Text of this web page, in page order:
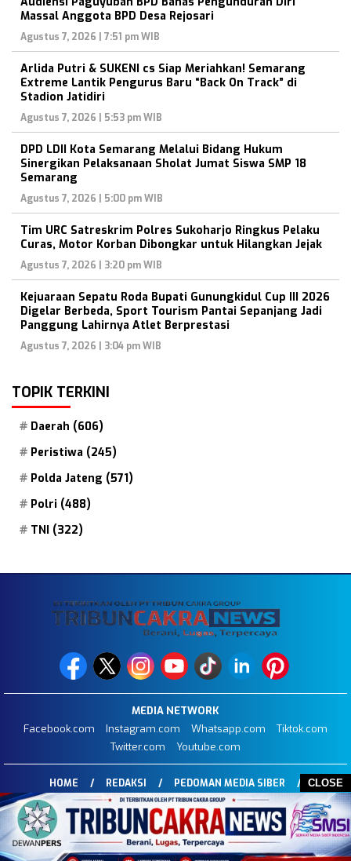
CLOSE
Massal Anggota BPD Desa Rejosari
Agustus 7, 2026 | 7:51 pm WIB
Arlida Putri & SUKENI cs Siap Meriahkan! Semarang
Extreme Lantik Pengurus Baru “Back On Track” di
Stadion Jatidiri
Agustus 7, 2026 | 5:53 pm WIB
DPD LDII Kota Semarang Melalui Bidang Hukum
Sinergikan Pelaksanaan Sholat Jumat Siswa SMP 18
Semarang
Agustus 7, 2026 | 5:00 pm WIB
Tim URC Satreskrim Polres Sukoharjo Ringkus Pelaku
Curas, Motor Korban Dibongkar untuk Hilangkan Jejak
Agustus 7, 2026 | 3:20 pm WIB
Kejuaraan Sepatu Roda Bupati Gunungkidul Cup III 2026
Digelar Berbeda, Sport Tourism Pantai Sepanjang Jadi
Panggung Lahirnya Atlet Berprestasi
Agustus 7, 2026 | 3:04 pm WIB
TOPIK TERKINI
Daerah (606)
Peristiwa (245)
Polda Jateng (571)
Polri (488)
TNI (322)
MEDIA NETWORK
Facebook.com
Instagram.com Whatsapp.com
Tiktok.com
Twitter.com
Youtube.com
HOME REDAKSI
PEDOMAN MEDIA SIBER
DISCLAIMER
INFO IKLAN STOP PRESS
COPYRIGHT © 2026 TRIBUNCAKRANEWS.COM - ALL RIGHTS RESERVED